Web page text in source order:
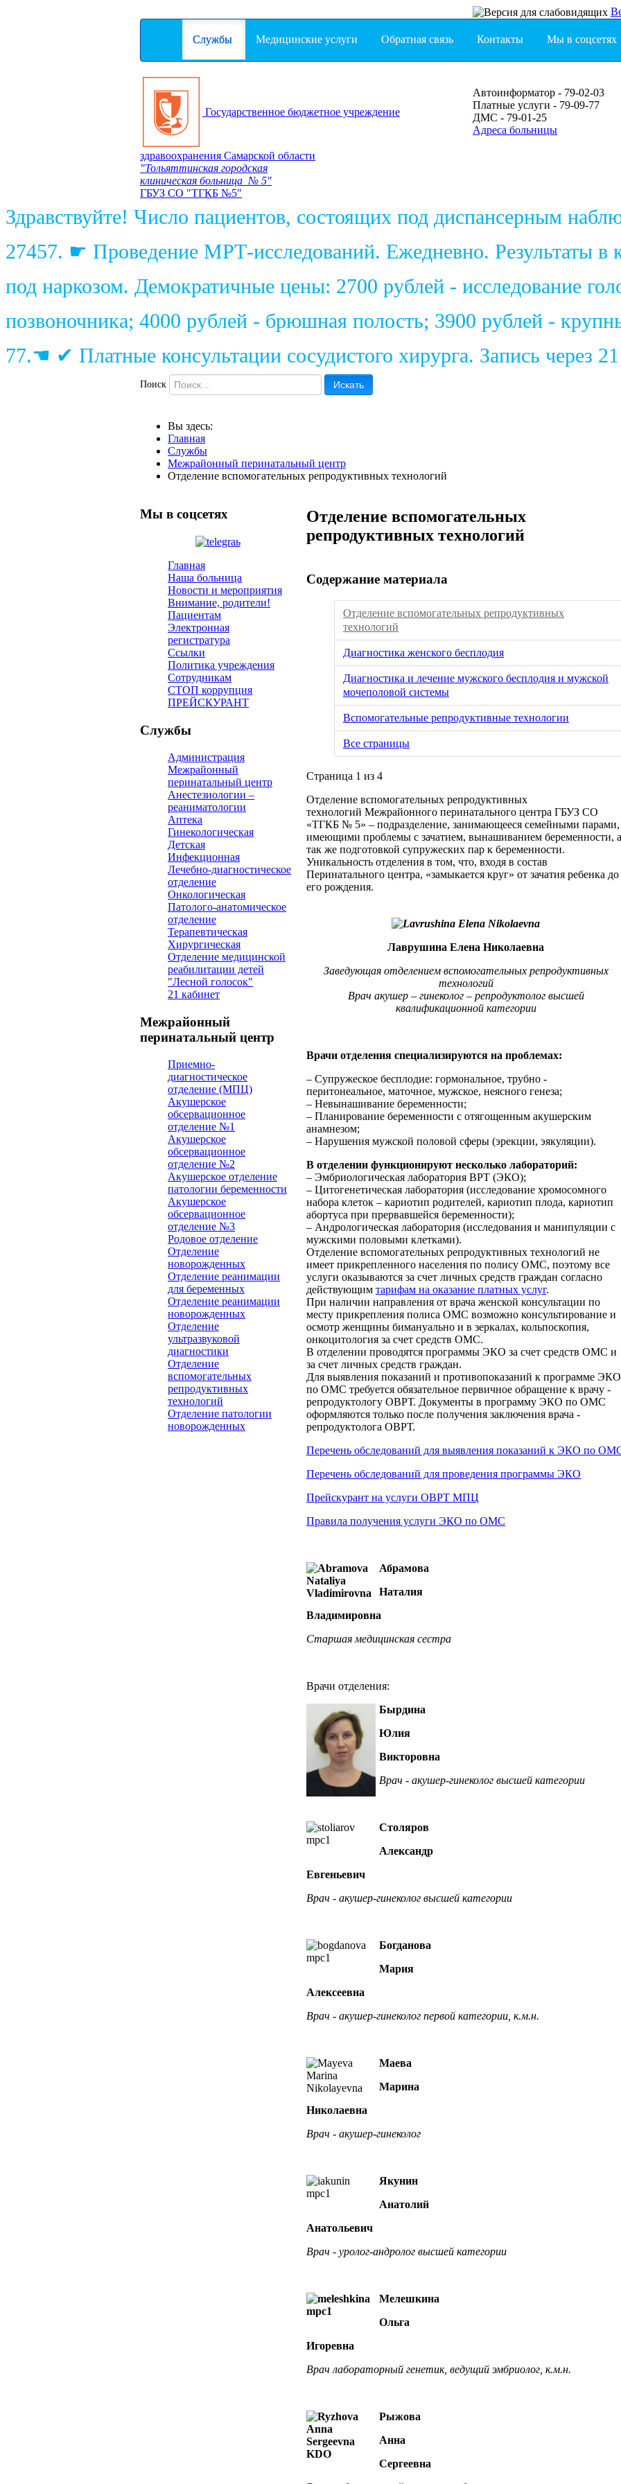
Службы Медицинские услуги Обратная связь Контакты Мы в соцсетях
Государственное бюджетное учреждение
здравоохранения Самарской области
"Тольяттинская городская
клиническая больница № 5"
ГБУЗ СО "ТГКБ №5"
Автоинформатор - 79-02-03
Платные услуги - 79-09-77
ДМС - 79-01-25
Адреса больницы
Здравствуйте! Число пациентов, состоящих под диспансерным
27457. ☛ Проведение МРТ-исследований. Ежедневно. Результаты в
под наркозом. Демократичные цены: 2700 рублей - исследование
позвоночника; 4000 рублей - брюшная полость; 3900 рублей -
77.☚ ✔ Платные консультации сосудистого хирурга. Запись через
Поиск Искать
Вы здесь:
Главная
Службы
Межрайонный перинатальный центр
Отделение вспомогательных репродуктивных технологий
Отделение вспомогательных
репродуктивных технологий
Содержание материала
Отделение вспомогательных репродуктивных
технологий
Диагностика женского бесплодия
Диагностика и лечение мужского бесплодия и мужской
мочеполовой системы
Вспомогательные репродуктивные технологии
Все страницы
Страница 1 из 4
Отделение вспомогательных репродуктивных
технологий Межрайонного перинатального центра ГБУЗ СО
«ТГКБ № 5» – подразделение, занимающееся семейными парами,
имеющими проблемы с зачатием, вынашиванием беременности, а
так же подготовкой супружеских пар к беременности.
Уникальность отделения в том, что, входя в состав
Перинатального центра, «замыкается круг» от зачатия ребенка до
его рождения.
Лаврушина Елена Николаевна
Заведующая отделением вспомогательных репродуктивных
технологий
Врач акушер – гинеколог – репродуктолог высшей
квалификационной категории
Врачи отделения специализируются на проблемах:
– Супружеское бесплодие: гормональное, трубно -
перитонеальное, маточное, мужское, неясного генеза;
– Невынашивание беременности;
– Планирование беременности с отягощенным акушерским
анамнезом;
– Нарушения мужской половой сферы (эрекции, эякуляции).
В отделении функционируют несколько лабораторий:
– Эмбриологическая лаборатория ВРТ (ЭКО);
– Цитогенетическая лаборатория (исследование хромосомного
набора клеток – кариотип родителей, кариотип плода, кариотип
абортуса при прервавшейся беременности);
– Андрологическая лаборатория (исследования и манипуляции с
мужскими половыми клетками).
Отделение вспомогательных репродуктивных технологий не
имеет прикрепленного населения по полису ОМС, поэтому все
услуги оказываются за счет личных средств граждан согласно
действующим тарифам на оказание платных услуг.
При наличии направления от врача женской консультации по
месту прикрепления полиса ОМС возможно консультирование и
осмотр женщины бимануально и в зеркалах, кольпоскопия,
онкоцитология за счет средств ОМС.
В отделении проводятся программы ЭКО за счет средств ОМС и
за счет личных средств граждан.
Для выявления показаний и противопоказаний к программе ЭКО
по ОМС требуется обязательное первичное обращение к врачу -
репродуктологу ОВРТ. Документы в программу ЭКО по ОМС
оформляются только после получения заключения врача -
репродуктолога ОВРТ.
Перечень обследований для выявления показаний к ЭКО по
Перечень обследований для проведения программы ЭКО
Прейскурант на услуги ОВРТ МПЦ
Правила получения услуги ЭКО по ОМС
Абрамова
Наталия
Владимировна
Старшая медицинская сестра
Врачи отделения:
Бырдина
Юлия
Викторовна
Врач - акушер-гинеколог высшей категории
Столяров
Александр
Евгеньевич
Врач - акушер-гинеколог высшей категории
Богданова
Мария
Алексеевна
Врач - акушер-гинеколог первой категории, к.м.н.
Маева
Марина
Николаевна
Врач - акушер-гинеколог
Якунин
Анатолий
Анатольевич
Врач - уролог-андролог высшей категории
Мелешкина
Ольга
Игоревна
Врач лабораторный генетик, ведущий эмбриолог, к.м.н.
Рыжова
Анна
Сергеевна
Мы в соцсетях
Главная
Наша больница
Новости и мероприятия
Внимание, родители!
Пациентам
Электронная
регистратура
Ссылки
Политика учреждения
Сотрудникам
СТОП коррупция
ПРЕЙСКУРАНТ
Службы
Администрация
Межрайонный
перинатальный центр
Анестезиологии –
реаниматологии
Аптека
Гинекологическая
Детская
Инфекционная
Лечебно-диагностическое
отделение
Онкологическая
Патолого-анатомическое
отделение
Терапевтическая
Хирургическая
Отделение медицинской
реабилитации детей
"Лесной голосок"
21 кабинет
Межрайонный
перинатальный центр
Приемно-
диагностическое
отделение (МПЦ)
Акушерское
обсервационное
отделение №1
Акушерское
обсервационное
отделение №2
Акушерское отделение
патологии беременности
Акушерское
обсервационное
отделение №3
Родовое отделение
Отделение
новорожденных
Отделение реанимации
для беременных
Отделение реанимации
новорожденных
Отделение
ультразвуковой
диагностики
Отделение
вспомогательных
репродуктивных
технологий
Отделение патологии
новорожденных